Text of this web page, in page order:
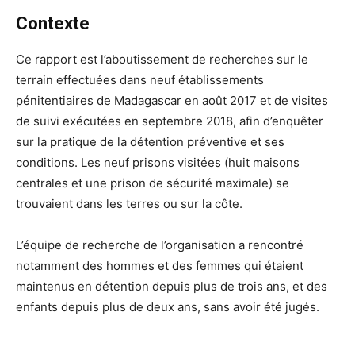
Contexte
Ce rapport est l’aboutissement de recherches sur le
terrain effectuées dans neuf établissements
pénitentiaires de Madagascar en août 2017 et de visites
de suivi exécutées en septembre 2018, afin d’enquêter
sur la pratique de la détention préventive et ses
conditions. Les neuf prisons visitées (huit maisons
centrales et une prison de sécurité maximale) se
trouvaient dans les terres ou sur la côte.
L’équipe de recherche de l’organisation a rencontré
notamment des hommes et des femmes qui étaient
maintenus en détention depuis plus de trois ans, et des
enfants depuis plus de deux ans, sans avoir été jugés.